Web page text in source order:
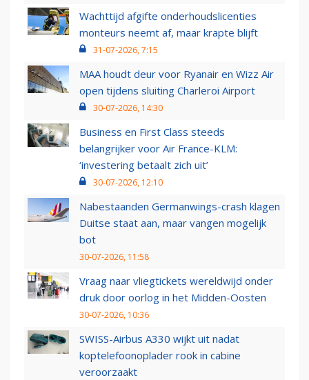
Wachttijd afgifte onderhoudslicenties
monteurs neemt af, maar krapte blijft
31-07-2026, 7:15
MAA houdt deur voor Ryanair en Wizz Air
open tijdens sluiting Charleroi Airport
30-07-2026, 14:30
Business en First Class steeds
belangrijker voor Air France-KLM:
‘investering betaalt zich uit’
30-07-2026, 12:10
Nabestaanden Germanwings-crash klagen
Duitse staat aan, maar vangen mogelijk
bot
30-07-2026, 11:58
Vraag naar vliegtickets wereldwijd onder
druk door oorlog in het Midden-Oosten
30-07-2026, 10:36
SWISS-Airbus A330 wijkt uit nadat
koptelefoonoplader rook in cabine
veroorzaakt